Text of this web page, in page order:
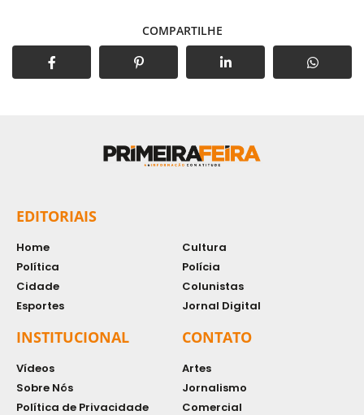
COMPARTILHE
EDITORIAIS
Home
Política
Cidade
Esportes
Cultura
Polícia
Colunistas
Jornal Digital
INSTITUCIONAL
Vídeos
Sobre Nós
Política de Privacidade
CONTATO
Artes
Jornalismo
Comercial